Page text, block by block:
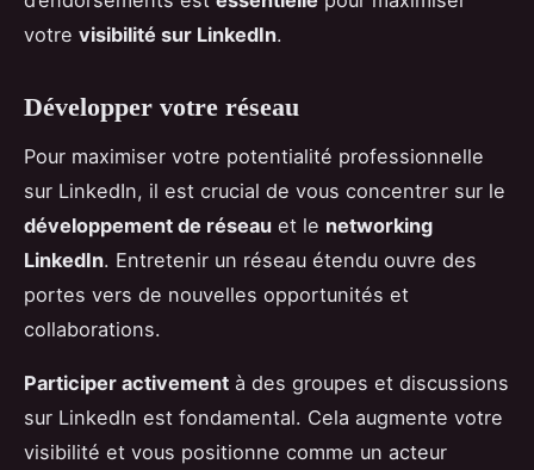
votre visibilité sur LinkedIn.
Développer votre réseau
Pour maximiser votre potentialité professionnelle
sur LinkedIn, il est crucial de vous concentrer sur le
développement de réseau et le networking
LinkedIn. Entretenir un réseau étendu ouvre des
portes vers de nouvelles opportunités et
collaborations.
Participer activement à des groupes et discussions
sur LinkedIn est fondamental. Cela augmente votre
visibilité et vous positionne comme un acteur